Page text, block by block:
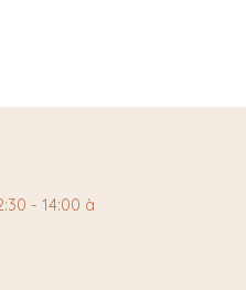
- 14:00 à